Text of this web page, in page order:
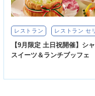
レストラン レストラン セ
【9月限定 土日祝開催】シ
スイーツ＆ランチブッフェ